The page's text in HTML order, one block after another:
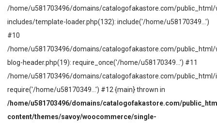
/home/u581703496/domains/catalogofakastore.com/public_html/
includes/template-loader.php(132): include('/home/u58170349...')
#10
/home/u581703496/domains/catalogofakastore.com/public_html/
blog-header.php(19): require_once('/home/u58170349...') #11
/home/u581703496/domains/catalogofakastore.com/public_html/
require('/home/u58170349...') #12 {main} thrown in
/home/u581703496/domains/catalogofakastore.com/
content/themes/savoy/woocommerce/single-